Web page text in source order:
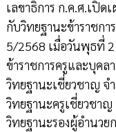
เลขาธิการ ก.ค.ศ.เปิด
กับวิทยฐานะข้าราชกา
5/2568 เมื่อวันพุธที่
ข้าราชการครูและบุคล
วิทยฐานะเชี่ยวชาญ จ
วิทยฐานะครูเชี่ยวชาญ
วิทยฐานะรองผู้อำนวย